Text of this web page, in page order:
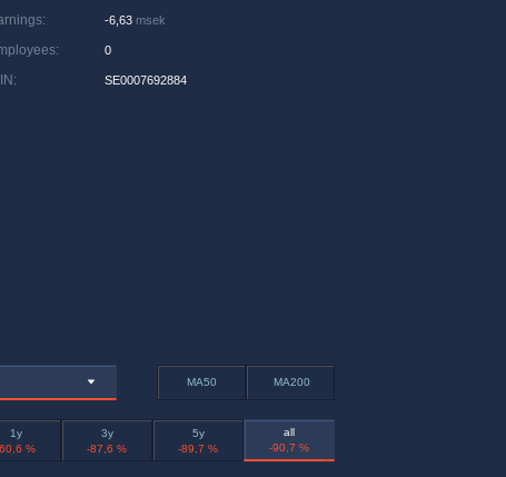
: -6,63 msek
: 0
: SE0007692884
MA50 MA200
1y
%
3y
-87,6 %
5y
-89,7 %
all
-90,7 %